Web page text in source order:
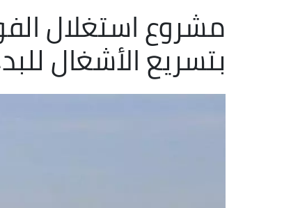
مشروع استغلال
بتسريع الأشغال